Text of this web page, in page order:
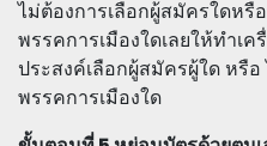
ไม่ต้องการเลือกผู้สมัครใดห
พรรคการเมืองใดเลยให้ทำเ
ประสงค์เลือกผู้สมัครผู้ใด หรื
พรรคการเมืองใด